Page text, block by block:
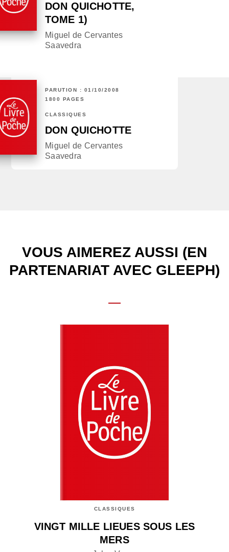
DON QUICHOTTE,
TOME 1)
Miguel de Cervantes
Saavedra
PARUTION : 01/10/2008
1800 PAGES
CLASSIQUES
DON QUICHOTTE
Miguel de Cervantes
Saavedra
VOUS AIMEREZ AUSSI (EN
PARTENARIAT AVEC GLEEPH)
CLASSIQUES
VINGT MILLE LIEUES SOUS LES
MERS